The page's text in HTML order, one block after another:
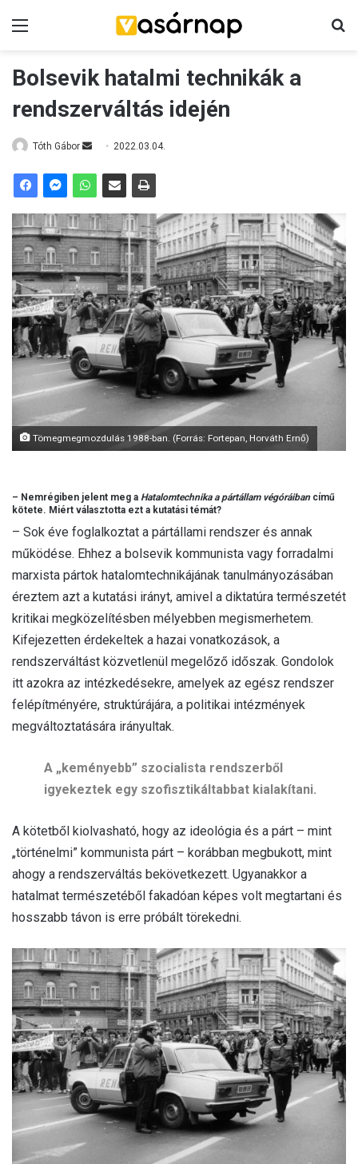
Bolsevik hatalmi technikák a
rendszerváltás idején
Tóth Gábor
a
n
e
m
a
i
2022.03.04.
Tömegmegmozdulás 1988-ban. (Forrás: Fortepan, Horváth Ernő)
– Nemrégiben jelent meg a Hatalomtechnika a pártállam végóráibancímű
kötete. Miért választotta ezt a kutatási témát?
– Sok éve foglalkoztat a pártállami rendszer és annak
működése. Ehhez a bolsevik kommunista vagy forradalmi
marxista pártok hatalomtechnikájának tanulmányozásában
éreztem azt a kutatási irányt, amivel a diktatúra természetét
kritikai megközelítésben mélyebben megismerhetem.
Kifejezetten érdekeltek a hazai vonatkozások, a
rendszerváltást közvetlenül megelőző időszak. Gondolok
itt azokra az intézkedésekre, amelyek az egész rendszer
felépítményére, struktúrájára, a politikai intézmények
megváltoztatására irányultak.
A „keményebb” szocialista rendszerből
igyekeztek egy szofisztikáltabbat kialakítani.
A kötetből kiolvasható, hogy az ideológia és a párt – mint
„történelmi” kommunista párt – korábban megbukott, mint
ahogy a rendszerváltás bekövetkezett. Ugyanakkor a
hatalmat természetéből fakadóan képes volt megtartani és
hosszabb távon is erre próbált törekedni.